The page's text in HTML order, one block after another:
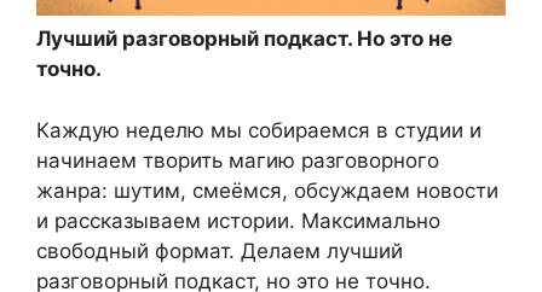
Лучший разговорный подкаст. Но это не
точно.
Каждую неделю мы собираемся в студии и
начинаем творить магию разговорного
жанра: шутим, смеёмся, обсуждаем новости
и рассказываем истории. Максимально
свободный формат. Делаем лучший
разговорный подкаст, но это не точно.